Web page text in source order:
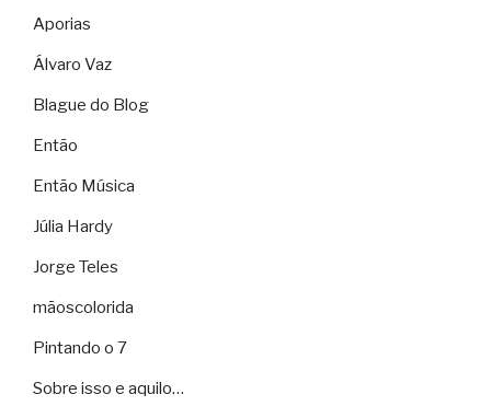
Aporias
Álvaro Vaz
Blague do Blog
Então
Então Música
Júlia Hardy
Jorge Teles
mãoscolorida
Pintando o 7
Sobre isso e aquilo…